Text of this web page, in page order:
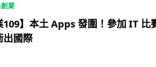
業
109】本土 Apps 發圍！參加 IT 比
出國際